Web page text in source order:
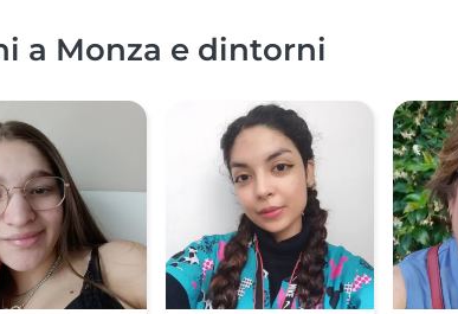
a Monza e dintorni